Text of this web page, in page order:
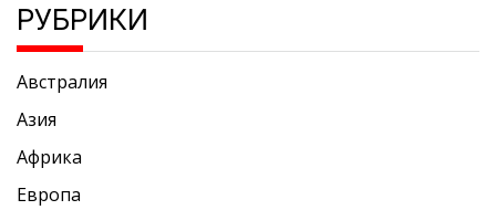
РУБРИКИ
Австралия
Азия
Африка
Европа